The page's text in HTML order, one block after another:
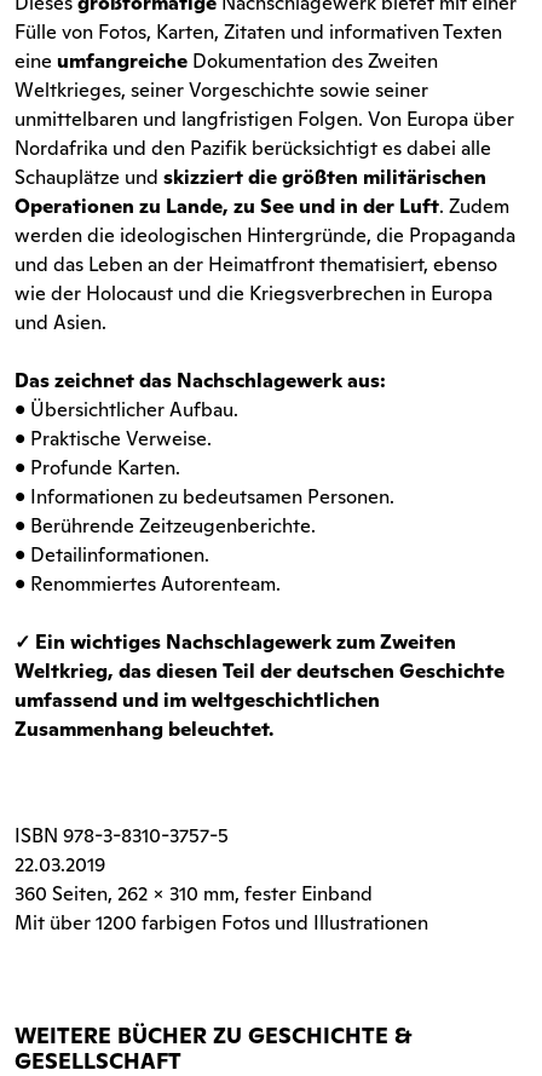
Fülle von Fotos, Karten, Zitaten und informativen Texten
eine umfangreiche Dokumentation des Zweiten
Weltkrieges, seiner Vorgeschichte sowie seiner
unmittelbaren und langfristigen Folgen. Von Europa über
Nordafrika und den Pazifik berücksichtigt es dabei alle
Schauplätze und skizziert die größten militärischen
Operationen zu Lande, zu See und in der Luft. Zudem
werden die ideologischen Hintergründe, die Propaganda
und das Leben an der Heimatfront thematisiert, ebenso
wie der Holocaust und die Kriegsverbrechen in Europa
und Asien.
Das zeichnet das Nachschlagewerk aus:
• Übersichtlicher Aufbau.
• Praktische Verweise.
• Profunde Karten.
• Informationen zu bedeutsamen Personen.
• Berührende Zeitzeugenberichte.
• Detailinformationen.
• Renommiertes Autorenteam.
✓ Ein wichtiges Nachschlagewerk zum Zweiten
Weltkrieg, das diesen Teil der deutschen Geschichte
umfassend und im weltgeschichtlichen
Zusammenhang beleuchtet.
ISBN 978-3-8310-3757-5
22.03.2019
360 Seiten, 262 x 310 mm, fester Einband
Mit über 1200 farbigen Fotos und Illustrationen
WEITERE BÜCHER ZU GESCHICHTE &
GESELLSCHAFT